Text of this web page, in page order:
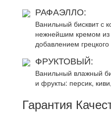
РАФАЭЛЛО:
Ванильный бисквит с
нежнейшим кремом из
добавлением
ФРУКТОВЫЙ:
Ванильный влажный
и фрукты: персик,
Гарантия